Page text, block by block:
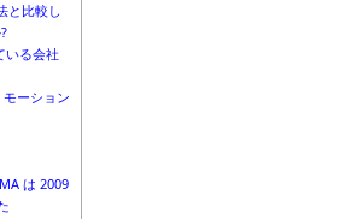
と比較し
いる会社
ーション
は 2009